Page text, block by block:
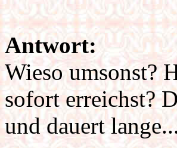
Antwort:
Wieso umsonst?
sofort erreichst?
und dauert